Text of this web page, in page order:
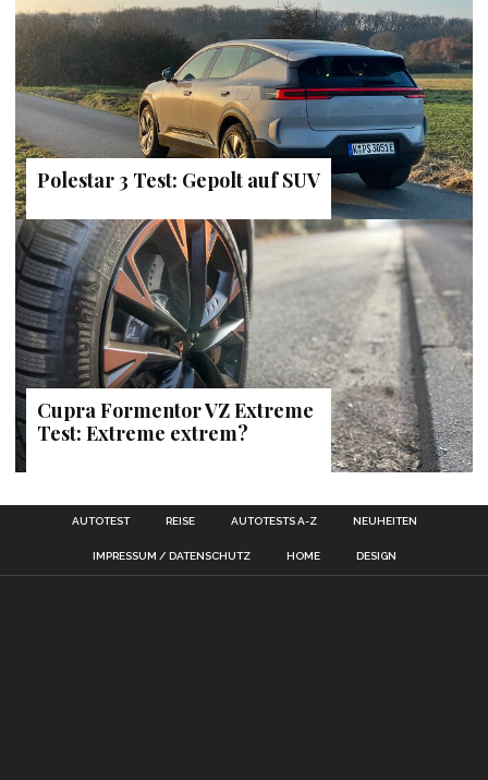
Polestar 3 Test: Gepolt auf SUV
Cupra Formentor VZ Extreme
Test: Extreme extrem?
AUTOTEST REISE AUTOTESTS A-Z NEUHEITEN
IMPRESSUM / DATENSCHUTZ HOME DESIGN